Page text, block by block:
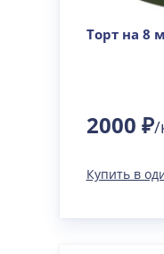
Торт на 8
2000 ₽/
Купить в